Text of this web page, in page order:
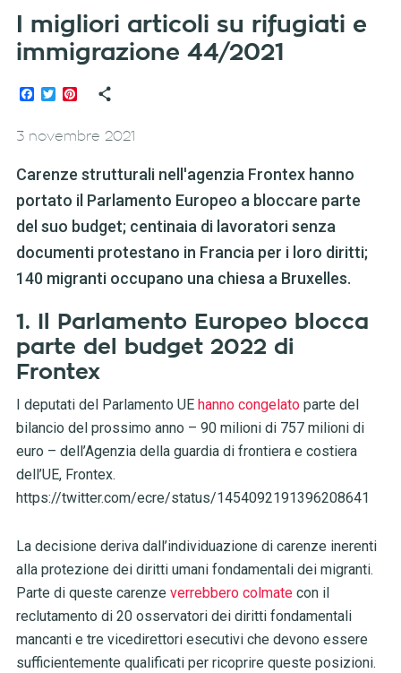
I migliori articoli su rifugiati e
immigrazione 44/2021
Facebook
TwitterPinterest
3 novembre 2021
Carenze strutturali nell'agenzia Frontex hanno
portato il Parlamento Europeo a bloccare parte
del suo budget; centinaia di lavoratori senza
documenti protestano in Francia per i loro diritti;
140 migranti occupano una chiesa a Bruxelles.
1. Il Parlamento Europeo blocca
parte del budget 2022 di
Frontex
I deputati del Parlamento UE hanno congelatoparte del
bilancio del prossimo anno – 90 milioni di 757 milioni di
euro – dell’Agenzia della guardia di frontiera e costiera
dell’UE, Frontex.
https://twitter.com/ecre/status/1454092191396208641
La decisione deriva dall’individuazione di carenze inerenti
alla protezione dei diritti umani fondamentali dei migranti.
Parte di queste carenze verrebbero colmate con il
reclutamento di 20 osservatori dei diritti fondamentali
mancanti e tre vicedirettori esecutivi che devono essere
sufficientemente qualificati per ricoprire queste posizioni.